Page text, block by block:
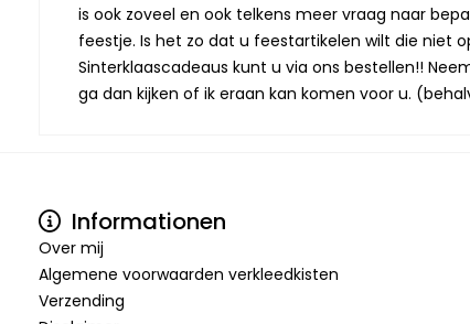
is ook zoveel en ook telkens meer vraag naar
feestje. Is het zo dat u feestartikelen wilt die niet
Sinterklaascadeaus kunt u via ons bestellen!!
ga dan kijken of ik eraan kan komen voor u.
Informationen
Over mij
Algemene voorwaarden verkleedkisten
Verzending